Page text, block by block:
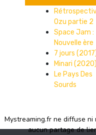
Ozu partie 2
Space Jam :
Nouvelle ère
7 jours
Minari (2020)
Le Pays Des
Sourds
Mystreaming.fr ne diffuse ni
aucun partage de